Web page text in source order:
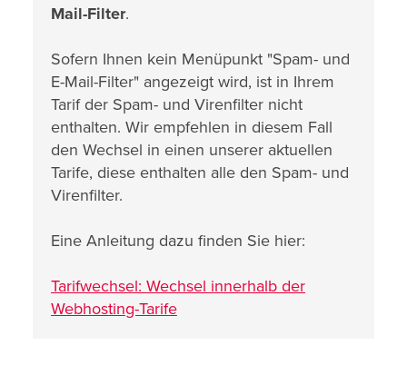
Mail-Filter.
Sofern Ihnen kein Menüpunkt "Spam- und
E-Mail-Filter" angezeigt wird, ist in Ihrem
Tarif der Spam- und Virenfilter nicht
enthalten. Wir empfehlen in diesem Fall
den Wechsel in einen unserer aktuellen
Tarife, diese enthalten alle den Spam- und
Virenfilter.
Eine Anleitung dazu finden Sie hier:
Tarifwechsel: Wechsel innerhalb der
Webhosting-Tarife